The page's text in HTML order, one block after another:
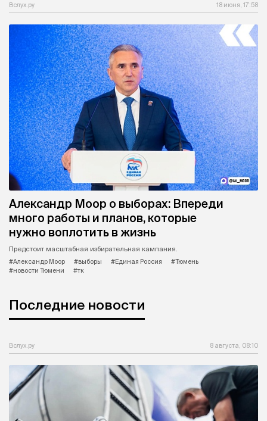
Вслух.ру 18 июня, 17:58
Александр Моор о выборах: Впереди
много работы и планов, которые
нужно воплотить в жизнь
Предстоит масштабная избирательная кампания.
#Александр Моор
#выборы #Единая Россия
#Тюмень
#новости Тюмени
#тк
Последние новости
Вслух.ру 8 августа, 08:10